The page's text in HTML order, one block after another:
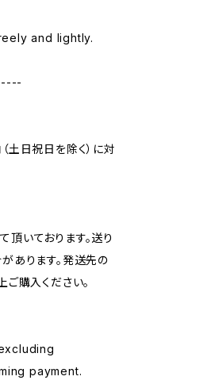
and lightly.
土日祝日を除く）に対
いております。送り
あります。発送先の
購入ください。
payment.